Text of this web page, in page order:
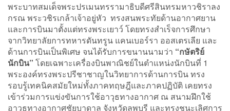
พระบาทสมเด็จพระปรเมนทรรามาธิบดีศรีสินทรมหาวชิราลง
กรณ พระวชิรเกล้าเจ้าอยู่หัว ทรงสนพระทัยด้านอากาศยาน
และการบินมาตั้งแต่ทรงพระเยาว์ โดยทรงสำเร็จการศึกษา
จากวิทยาลัยการทหารดันทรูน แคนเบอร์รา ออสเตรเลีย และ
ด้านการบินเป็นพิเศษ จนได้รับการขนานนามว่า “กษัตริย์
นักบิน” โดยเฉพาะเครื่องบินพาณิชย์ในตำแหน่งนักบินที่ 1
พระองค์ทรงพระปรีชาชาญในวิทยาการด้านการบิน ทรง
รอบรู้เทคนิคสมัยใหม่ทั้งภาคทฤษฎีและภาคปฏิบัติ เคยทรง
เข้าร่วมการแข่งขันการใช้อาวุธทางอากาศ ณ สนามฝึกใช้
อาวุธทางอากาศชัยบาดาล จังหวัดลพบุรี และทรงชนะเลิศการ